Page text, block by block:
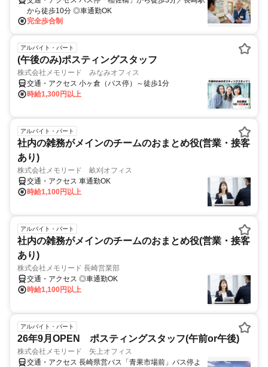
完全歩合制
から徒歩10分 ◎車通勤OK
アルバイト・パート
(午後のみ)ポスティングスタッフ
株式会社メモリード みなみオフィス
時給1,300円以上
交通・アクセス 小ヶ倉（バス停）～徒歩1分
アルバイト・パート
社内の雑務がメインのチームのおまとめ役(営業・接客
あり)
株式会社メモリード 畝刈オフィス
時給1,100円以上
交通・アクセス 車通勤OK
アルバイト・パート
社内の雑務がメインのチームのおまとめ役(営業・接客
あり)
株式会社メモリード 長崎営業部
時給1,100円以上
交通・アクセス ◎車通勤OK
アルバイト・パート
26年9月OPEN ポスティングスタッフ(午前or午後)
株式会社メモリード 矢上オフィス
交通・アクセス 長崎県営バス「青果市場前」バス停よ